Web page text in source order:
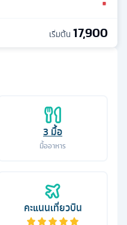
3 มื้อ
มื้ออาหาร
คะแนนเที่ยวบิน
เริ่มต้น 17,900